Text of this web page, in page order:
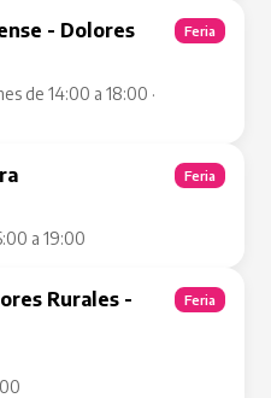
- Dolores
de 14:00 a 18:00 ·
Feria
a 19:00
Feria
Rurales -
Feria